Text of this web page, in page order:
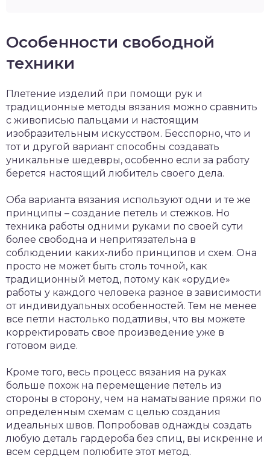
Особенности свободной
техники
Плетение изделий при помощи рук и
традиционные методы вязания можно сравнить
с живописью пальцами и настоящим
изобразительным искусством. Бесспорно, что и
тот и другой вариант способны создавать
уникальные шедевры, особенно если за работу
берется настоящий любитель своего дела.
Оба варианта вязания используют одни и те же
принципы – создание петель и стежков. Но
техника работы одними руками по своей сути
более свободна и непритязательна в
соблюдении каких-либо принципов и схем. Она
просто не может быть столь точной, как
традиционный метод, потому как «орудие»
работы у каждого человека разное в зависимости
от индивидуальных особенностей. Тем не менее
все петли настолько податливы, что вы можете
корректировать свое произведение уже в
готовом виде.
Кроме того, весь процесс вязания на руках
больше похож на перемещение петель из
стороны в сторону, чем на наматывание пряжи по
определенным схемам с целью создания
идеальных швов. Попробовав однажды создать
любую деталь гардероба без спиц, вы искренне и
всем сердцем полюбите этот метод.